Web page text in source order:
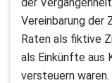
Vereinbarung der
Raten als fiktive
als Einkünfte aus
versteuern waren.